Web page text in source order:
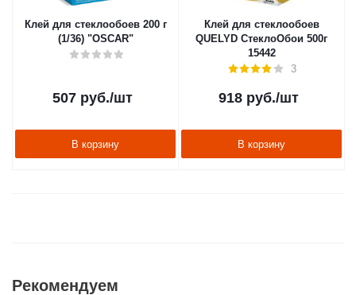
Клей для стеклообоев 200 г
(1/36) "OSCAR"
507 руб./шт
В корзину
Клей для стеклообоев
QUELYD СтеклоОбои 500г
15442
3
918 руб./шт
В корзину
Рекомендуем